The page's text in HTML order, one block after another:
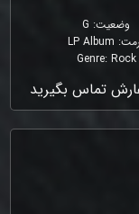
وضعیت:
G
:
LP Album
Genre: Rock
تماس بگیرید